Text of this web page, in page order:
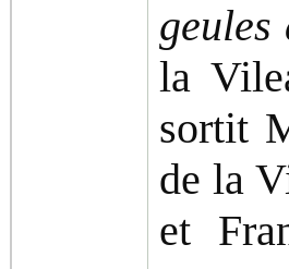
la
sortit
de la
et